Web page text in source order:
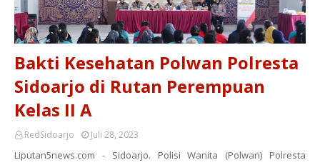
Bakti Kesehatan Polwan Polresta
Sidoarjo di Rutan Perempuan
Kelas II A
RedSidoarjo Juli 28, 2023
Liputan5news.com - Sidoarjo. Polisi Wanita (Polwan) Polresta